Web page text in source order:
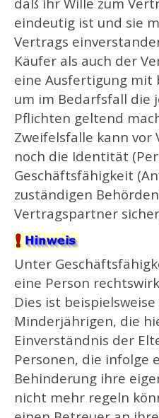
eindeutig ist und sie
Vertrags
Käufer als auch der
eine Ausfertigung
um im Bedarfsfall die
Pflichten geltend
Zweifelsfalle kann vor
noch die Identität
Geschäftsfähigkeit
zuständigen
Vertragspartner
Unter
eine Person
Dies ist
Minderjährigen, die
Einverständnis der
Personen, die infolge
Behinderung ihre
nicht mehr regeln